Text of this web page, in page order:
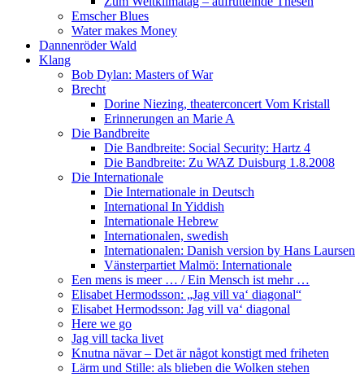
Emscher Blues
Water makes Money
Dannenröder Wald
Klang
Bob Dylan: Masters of War
Brecht
Dorine Niezing, theaterconcert Vom Kristall
Erinnerungen an Marie A
Die Bandbreite
Die Bandbreite: Social Security: Hartz 4
Die Bandbreite: Zu WAZ Duisburg 1.8.2008
Die Internationale
Die Internationale in Deutsch
International In Yiddish
Internationale Hebrew
Internationalen, swedish
Internationalen: Danish version by Hans Laursen
Vänsterpartiet Malmö: Internationale
Een mens is meer … / Ein Mensch ist mehr …
Elisabet Hermodsson: „Jag vill va‘ diagonal“
Elisabet Hermodsson: Jag vill va‘ diagonal
Here we go
Jag vill tacka livet
Knutna nävar – Det är något konstigt med friheten
Lärm und Stille: als blieben die Wolken stehen